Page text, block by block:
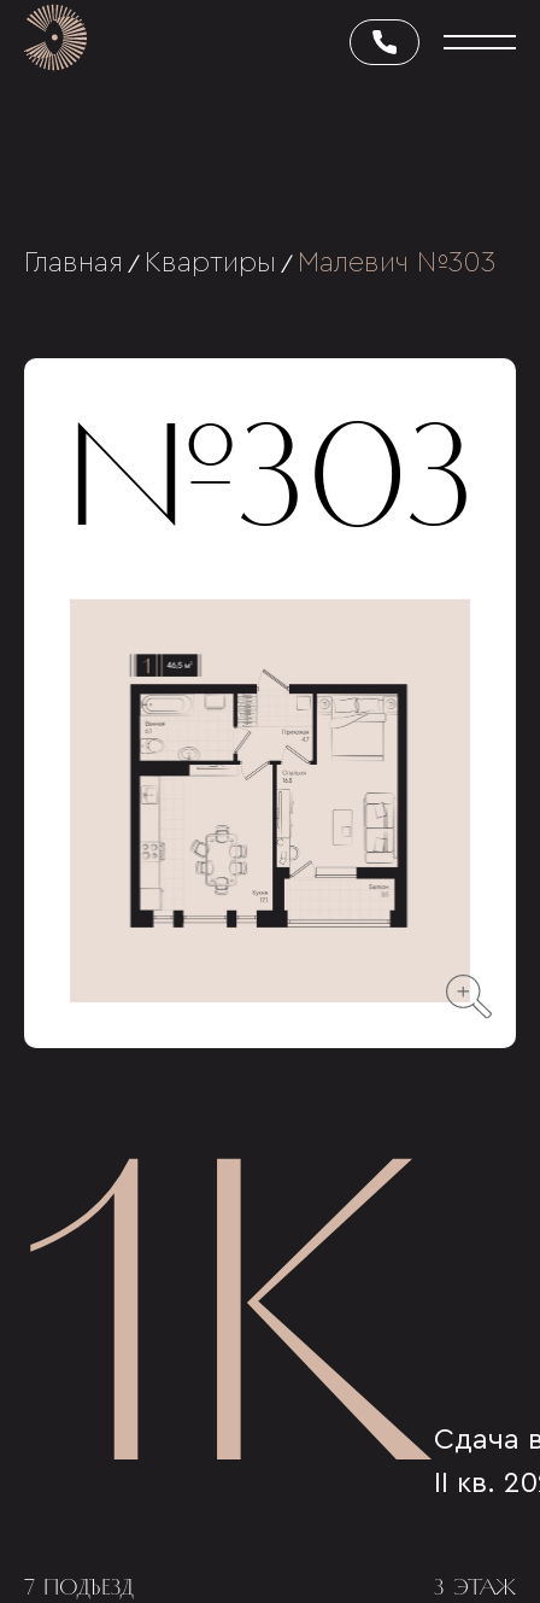
Главная / Квартиры / Малевич №303
1КСдача
II кв.
7 ПОДЪЕЗД 3 ЭТАЖ
№303